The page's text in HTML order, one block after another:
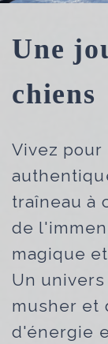
Une
chiens
Vivez
traîneau à
de
magique
Un
musher et
d'énergie